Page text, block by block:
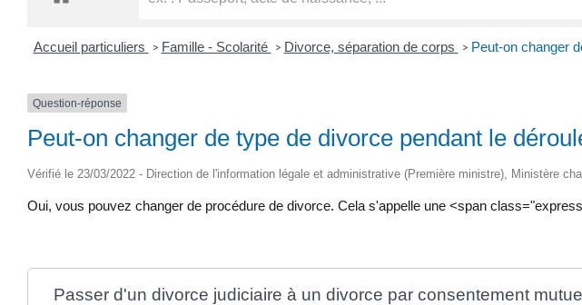
Accueil particuliers > Famille - Scolarité > Divorce, séparation de corps > Peut-on changer
Question-réponse
Peut-on changer de type de divorce pendant le
Vérifié le 23/03/2022 - Direction de l'information légale et administrative (Première ministre), Ministère
Oui, vous pouvez changer de procédure de divorce. Cela s'appelle une <span
Passer d'un divorce judiciaire à un divorce par consentement mutuel